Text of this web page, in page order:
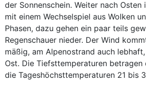
der Sonnenschein. Weiter nach Osten
mit einem Wechselspiel aus Wolken
Phasen, dazu gehen ein paar teils
Regenschauer nieder. Der Wind
mäßig, am Alpenostrand auch
Ost. Die Tiefsttemperaturen betragen
die Tageshöchsttemperaturen 21 bis